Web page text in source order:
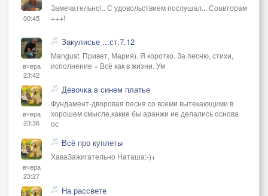
00:45
Замечательно!.. С удовольствием послушал... Соавторам
+++!
вчера
23:42
Закулисье ...ст.7.12
Mangust. Привет, Мария). Я коротко. За песню, стихи,
исполнение + Всё как в жизни. Ум
вчера
23:36
Девочка в синем платье
Фундамент-дворовая песня со всеми вытекающими в
хорошем смысле,какие бы аранжи не делались основа
ос
вчера
23:27
Всё про куплеты
ХаваЗажигательно Наташа:-)+
На рассвете